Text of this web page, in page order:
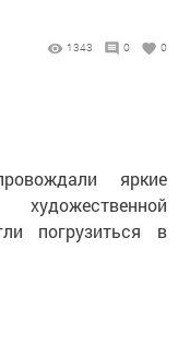
1343 0 0
яркие
погрузиться в